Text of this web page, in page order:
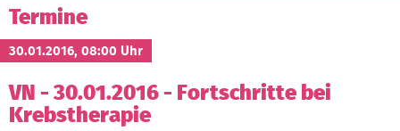
Termine
Blog
Angebot
Wissenswertes
Termine
30.01.2016, 08:00 Uhr
VN - 30.01.2016 - Fortschritte bei
Krebstherapie